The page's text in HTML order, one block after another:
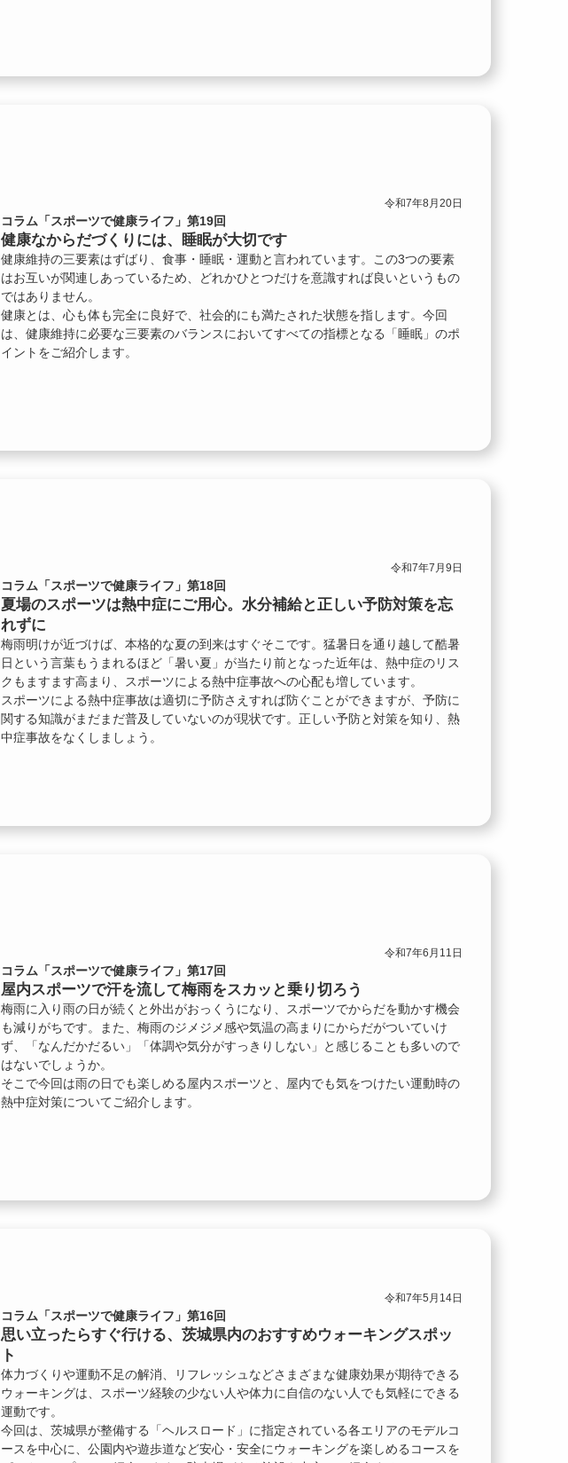
令和7年8月20日
コラム「スポーツで健康ライフ」第19回
健康なからだづくりには、睡眠が大切です
健康維持の三要素はずばり、食事・睡眠・運動と言われています。この3つの要素
はお互いが関連しあっているため、どれかひとつだけを意識すれば良いというもの
ではありません。
健康とは、心も体も完全に良好で、社会的にも満たされた状態を指します。今回
は、健康維持に必要な三要素のバランスにおいてすべての指標となる「睡眠」のポ
イントをご紹介します。
令和7年7月9日
コラム「スポーツで健康ライフ」第18回
夏場のスポーツは熱中症にご用心。水分補給と正しい予防対策を忘
れずに
梅雨明けが近づけば、本格的な夏の到来はすぐそこです。猛暑日を通り越して酷暑
日という言葉もうまれるほど「暑い夏」が当たり前となった近年は、熱中症のリス
クもますます高まり、スポーツによる熱中症事故への心配も増しています。
スポーツによる熱中症事故は適切に予防さえすれば防ぐことができますが、予防に
関する知識がまだまだ普及していないのが現状です。正しい予防と対策を知り、熱
中症事故をなくしましょう。
令和7年6月11日
コラム「スポーツで健康ライフ」第17回
屋内スポーツで汗を流して梅雨をスカッと乗り切ろう
梅雨に入り雨の日が続くと外出がおっくうになり、スポーツでからだを動かす機会
も減りがちです。また、梅雨のジメジメ感や気温の高まりにからだがついていけ
ず、「なんだかだるい」「体調や気分がすっきりしない」と感じることも多いので
はないでしょうか。
そこで今回は雨の日でも楽しめる屋内スポーツと、屋内でも気をつけたい運動時の
熱中症対策についてご紹介します。
令和7年5月14日
コラム「スポーツで健康ライフ」第16回
思い立ったらすぐ行ける、茨城県内のおすすめウォーキングスポッ
ト
体力づくりや運動不足の解消、リフレッシュなどさまざまな健康効果が期待できる
ウォーキングは、スポーツ経験の少ない人や体力に自信のない人でも気軽にできる
運動です。
今回は、茨城県が整備する「ヘルスロード」に指定されている各エリアのモデルコ
ースを中心に、公園内や遊歩道など安心・安全にウォーキングを楽しめるコースを